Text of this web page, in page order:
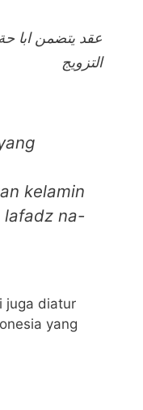
عقد يتضمن ابا
التزويج
kelamin
lafadz na-
juga diatur
yang